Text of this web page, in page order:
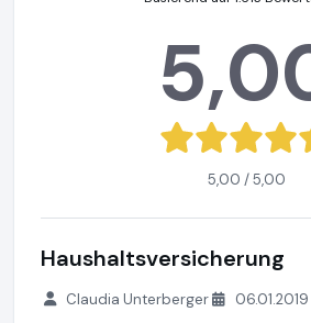
5,00 / 5,00
Haushaltsversicherung
Claudia Unterberger 06.01.2019